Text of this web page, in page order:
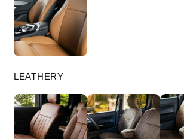
LEATHERY